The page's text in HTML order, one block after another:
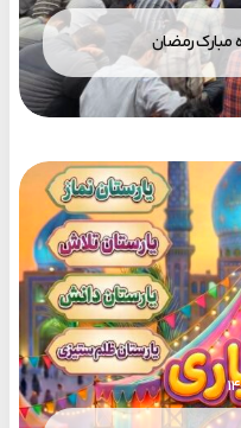
مبارک رمضان